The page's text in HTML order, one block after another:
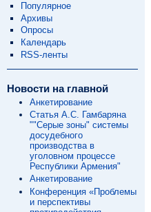
Популярное
Архивы
Опросы
Календарь
RSS-ленты
Новости на главной
Анкетирование
Статья А.С. Гамбаряна
""Серые зоны" системы
досудебного
производства в
уголовном процессе
Республики Армения"
Анкетирование
Конференция «Проблемы
и перспективы